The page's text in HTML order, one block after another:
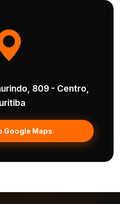
809 - Centro,
Google Maps